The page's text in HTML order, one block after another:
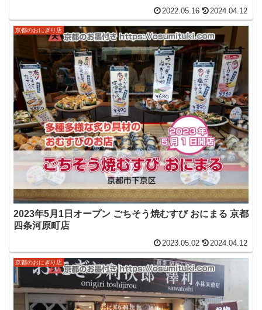
2022.05.16 2024.04.12
京都のおにぎり店
2023年5月1日オープン ごちそう焼むすび おにまる 京都
四条河原町店
2023.05.02 2024.04.12
京都のおにぎり店